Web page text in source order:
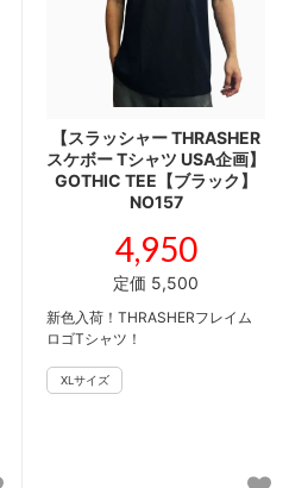
【スラッシャー THRASHER
スケボー Tシャツ USA企画】
GOTHIC TEE【ブラック】
NO157
4,950
定価 5,500
新色入荷！THRASHERフレイム
ロゴTシャツ！